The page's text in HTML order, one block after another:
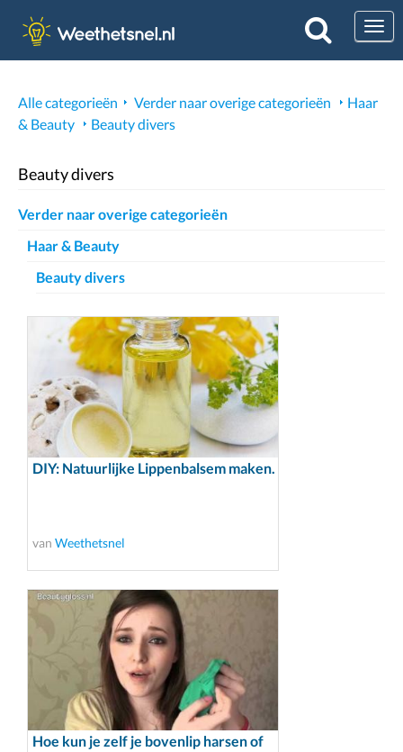
Alle categorieën Verder naar overige categorieën
Haar
& Beauty
Beauty divers
Beauty divers
Verder naar overige categorieën
Haar & Beauty
Beauty divers
DIY: Natuurlijke Lippenbalsem maken.
van Weethetsnel
Hoe kun je zelf je bovenlip harsen of